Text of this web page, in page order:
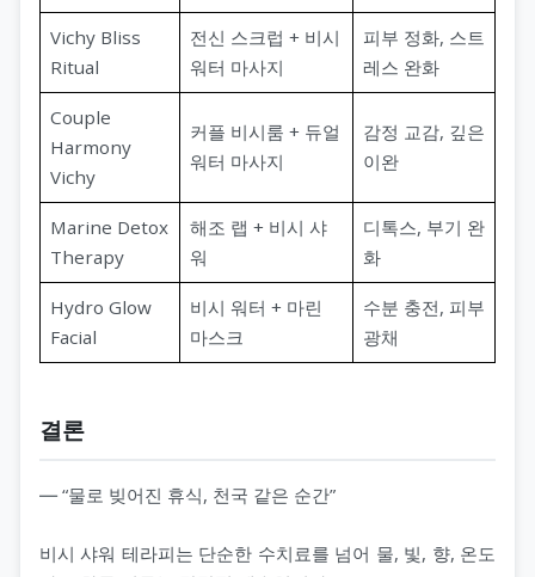
Vichy Bliss
Ritual
전신 스크럽 + 비시
워터 마사지
피부 정화, 스트
레스 완화
Couple
Harmony
Vichy
커플 비시룸 + 듀얼
워터 마사지
감정 교감, 깊은
이완
Marine Detox
Therapy
해조 랩 + 비시 샤
워
디톡스, 부기 완
화
Hydro Glow
Facial
비시 워터 + 마린
마스크
수분 충전, 피부
광채
결론
― “물로 빚어진 휴식, 천국 같은 순간”
비시 샤워 테라피는 단순한 수치료를 넘어 물, 빛, 향, 온도